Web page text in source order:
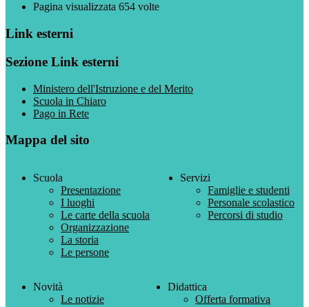
Pagina visualizzata 654 volte
Link esterni
Sezione Link esterni
Ministero dell'Istruzione e del Merito
Scuola in Chiaro
Pago in Rete
Mappa del sito
Scuola
Presentazione
I luoghi
Le carte della scuola
Organizzazione
La storia
Le persone
Servizi
Famiglie e studenti
Personale scolastico
Percorsi di studio
Novità
Le notizie
Didattica
Offerta formativa